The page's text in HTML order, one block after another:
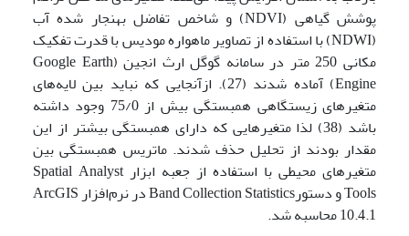
پوشش گیاهی (NDVI) و شاخص تفاضل بهنجار شده آب
(NDWI) با استفاده از تصاویر ماهواره مودیس با قدرت تفکیک
مکانی 250 متر در سامانه گوگل ارث انجین (Google Earth
Engine) آماده شدند (27). ازآنجایی که نباید بین لایه‌های
متغیرهای زیستگاهی همبستگی بیش از 75/0 وجود داشته
باشد (38) لذا متغیرهایی که دارای همبستگی بیشتر از این
مقدار بودند از تحلیل حذف شدند. ماتریس همبستگی بین
متغیرهای محیطی با استفاده از جعبه ابزار Spatial Analyst
Tools و دستورBand Collection Statistics در نرم‌افزار ArcGIS
10.4.1 محاسبه شد.